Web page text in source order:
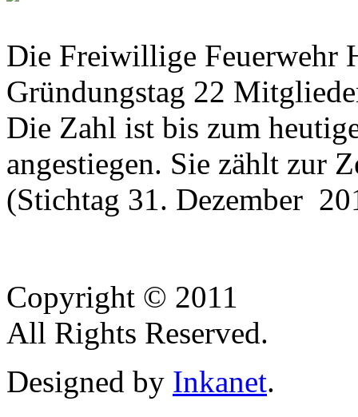
Die Freiwillige Feuerwehr
Gründungstag 22
Die Zahl ist bis zum
angestiegen. Sie zählt zur
(Stichtag 31. Dezember
Copyright © 2011
All Rights Reserved.
Designed by Inkanet.